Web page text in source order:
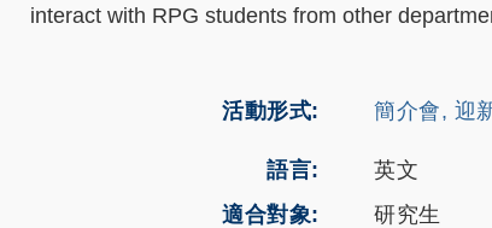
interact with RPG students from other
活動形式 簡介會, 迎
語言
英文
適合對象
研究生